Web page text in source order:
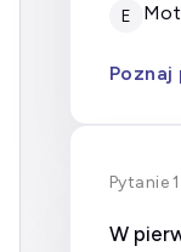
E
Pytanie
W